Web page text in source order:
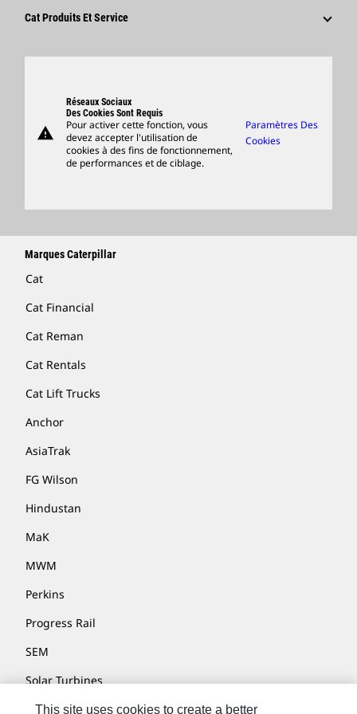
Innovation
Fournisseurs
Cat Produits Et Service
Support
Merchandise
Rechercher Un Concessionnaire
warning
Réseaux Sociaux
Des Cookies Sont Requis
Pour activer cette fonction, vous
devez accepter l'utilisation de
cookies à des fins de fonctionnement,
de performances et de ciblage.
Paramètres Des
Cookies
Marques Caterpillar
Cat
Cat Financial
Cat Reman
Cat Rentals
Cat Lift Trucks
Anchor
AsiaTrak
FG Wilson
Hindustan
MaK
MWM
Perkins
Progress Rail
SEM
Solar Turbines
SPM Oil & Gas
This site uses cookies to create a better